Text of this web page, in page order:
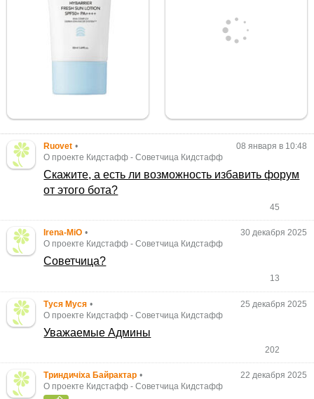
Ruovet •
08 января в 10:48
О проекте Кидстафф -Советчица Кидстафф
Скажите, а есть ли возможность избавить форум
от этого бота?
45
Irena-MiO •
30 декабря 2025
О проекте Кидстафф -Советчица Кидстафф
Советчица?
13
Туся Муся •
25 декабря 2025
О проекте Кидстафф -Советчица Кидстафф
Уважаемые Админы
202
Триндичіха Байрактар •
22 декабря 2025
О проекте Кидстафф -Советчица Кидстафф